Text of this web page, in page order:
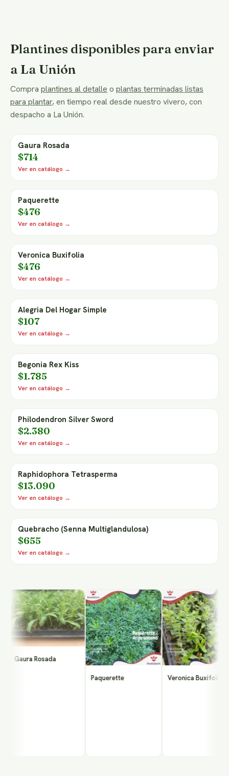
Plantines disponibles para enviar
a La Unión
Compra plantines al detalle o plantas terminadas listas
para plantar, en tiempo real desde nuestro vivero, con
despacho a La Unión.
Gaura Rosada
$714
Ver en catálogo →
Paquerette
$476
Ver en catálogo →
Veronica Buxifolia
$476
Ver en catálogo →
Alegria Del Hogar Simple
$107
Ver en catálogo →
Begonia Rex Kiss
$1.785
Ver en catálogo →
Philodendron Silver Sword
$2.380
Ver en catálogo →
Raphidophora Tetrasperma
$13.090
Ver en catálogo →
Quebracho (Senna Multiglandulosa)
$655
Ver en catálogo →
Gaura Rosada
Paquerette Veronica Buxifolia